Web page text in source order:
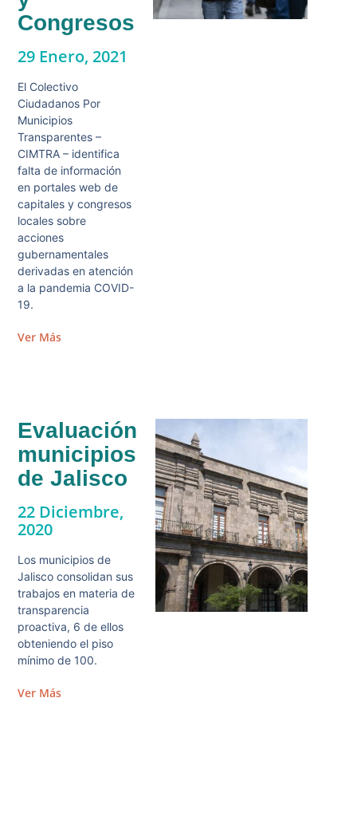
Congresos
29 Enero, 2021
El Colectivo
Ciudadanos Por
Municipios
Transparentes –
CIMTRA – identifica
falta de información
en portales web de
capitales y congresos
locales sobre
acciones
gubernamentales
derivadas en atención
a la pandemia COVID-
19.
Ver Más
Evaluación
municipios
de Jalisco
22 Diciembre,
2020
Los municipios de
Jalisco consolidan sus
trabajos en materia de
transparencia
proactiva, 6 de ellos
obteniendo el piso
mínimo de 100.
Ver Más